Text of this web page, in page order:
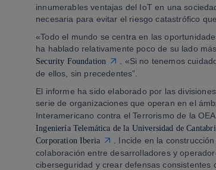
innumerables ventajas del IoT en una
necesaria para evitar el riesgo catastrófico
«Todo el mundo se centra en las
ha hablado relativamente poco de su lado
Security Foundation
. «Si no tenemos
de ellos, sin precedentes”.
El informe ha sido elaborado por las
serie de organizaciones que operan en el
Interamericano contra el Terrorismo de la
Ingeniería Telemática de la Universidad de
Corporation Iberia
. Incide en la
colaboración entre desarrolladores y
ciberseguridad y crear defensas consistentes